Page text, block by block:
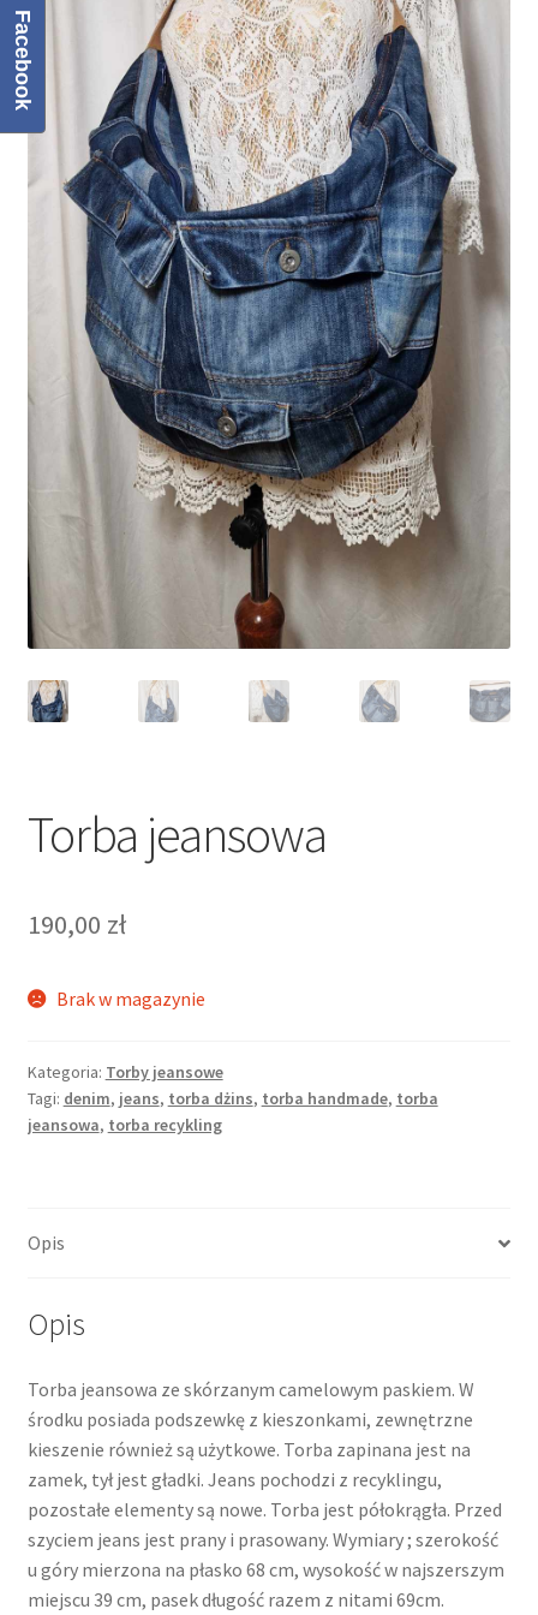
Regulamin
Sklep
Zamówienie
Torba jeansowa
190,00 zł
Brak w magazynie
Kategoria: Torby jeansowe
Tagi: denim, jeans, torba dżins, torba handmade, torba
jeansowa, torba recykling
Opis
Opis
Torba jeansowa ze skórzanym camelowym paskiem. W
środku posiada podszewkę z kieszonkami, zewnętrzne
kieszenie również są użytkowe. Torba zapinana jest na
zamek, tył jest gładki. Jeans pochodzi z recyklingu,
pozostałe elementy są nowe. Torba jest półokrągła. Przed
szyciem jeans jest prany i prasowany. Wymiary ; szerokość
u góry mierzona na płasko 68 cm, wysokość w najszerszym
miejscu 39 cm, pasek długość razem z nitami 69cm.
Facebook